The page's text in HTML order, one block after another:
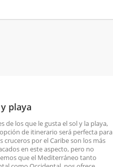
playa
de los que le gusta el sol y la playa,
de itinerario será perfecta para
cruceros por el Caribe son los más
en este aspecto, pero no
que el Mediterráneo tanto